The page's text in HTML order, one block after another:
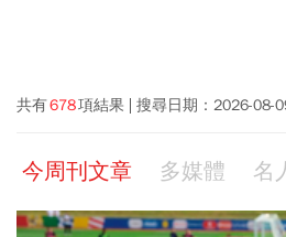
共有678項結果 搜尋日期： 2026-08-
今周刊文章 多媒體 名